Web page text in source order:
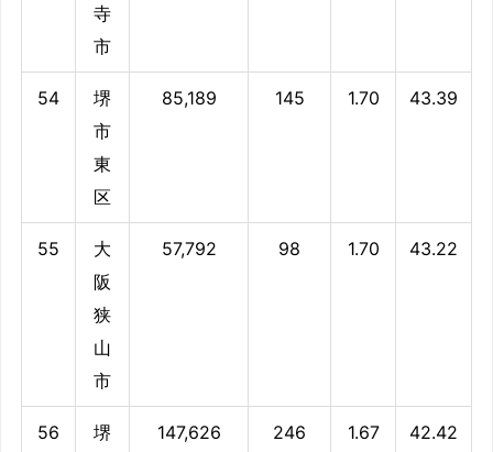
寺
市
54
堺
市
東
区
85,189 145 1.70 43.39
55
大
阪
狭
山
市
57,792 98 1.70 43.22
56
堺
147,626 246 1.67 42.42